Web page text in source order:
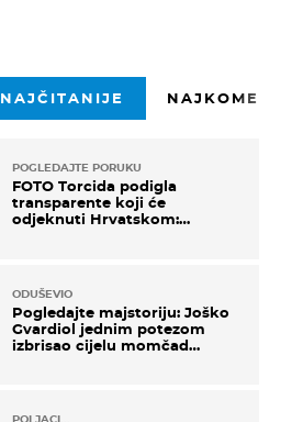
NAJČITANIJE
POGLEDAJTE PORUKU
FOTO Torcida podigla
transparente koji će
odjeknuti Hrvatskom:
ODUŠEVIO
Pogledajte majstoriju: Joško
Gvardiol jednim potezom
izbrisao cijelu momčad